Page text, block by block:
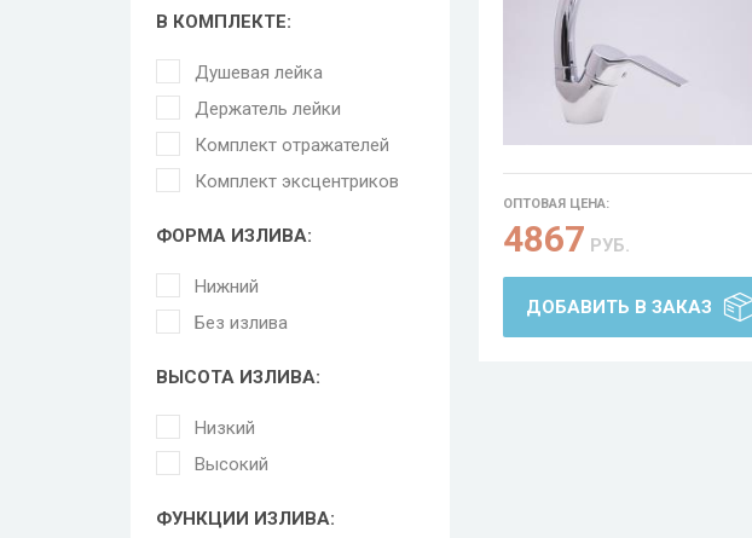
В КОМПЛЕКТЕ:
Душевая лейка
Держатель лейки
Комплект отражателей
Комплект эксцентриков
ФОРМА ИЗЛИВА:
Нижний
Без излива
ВЫСОТА ИЗЛИВА:
Низкий
Высокий
ФУНКЦИИ ИЗЛИВА:
ОПТОВАЯ ЦЕНА:
4867 РУБ.
ДОБАВИТЬ В ЗАКАЗ